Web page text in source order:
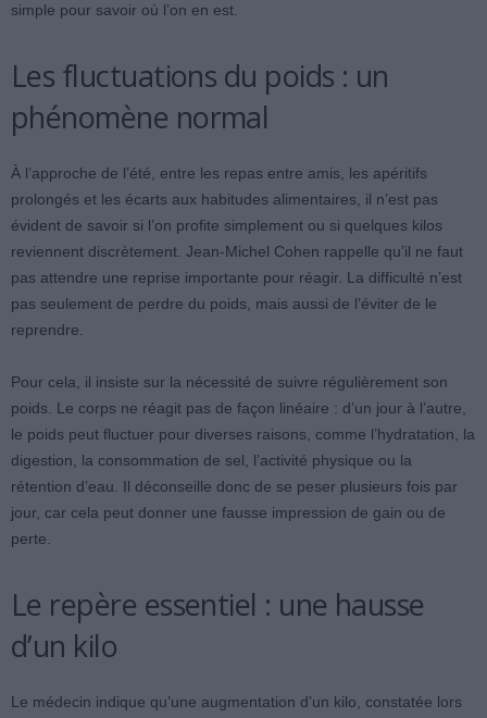
simple pour savoir où l’on en est.
Les fluctuations du poids : un
phénomène normal
À l’approche de l’été, entre les repas entre amis, les apéritifs
prolongés et les écarts aux habitudes alimentaires, il n’est pas
évident de savoir si l’on profite simplement ou si quelques kilos
reviennent discrètement. Jean-Michel Cohen rappelle qu’il ne faut
pas attendre une reprise importante pour réagir. La difficulté n’est
pas seulement de perdre du poids, mais aussi de l’éviter de le
reprendre.
Pour cela, il insiste sur la nécessité de suivre régulièrement son
poids. Le corps ne réagit pas de façon linéaire : d’un jour à l’autre,
le poids peut fluctuer pour diverses raisons, comme l’hydratation, la
digestion, la consommation de sel, l’activité physique ou la
rétention d’eau. Il déconseille donc de se peser plusieurs fois par
jour, car cela peut donner une fausse impression de gain ou de
perte.
Le repère essentiel : une hausse
d’un kilo
Le médecin indique qu’une augmentation d’un kilo, constatée lors